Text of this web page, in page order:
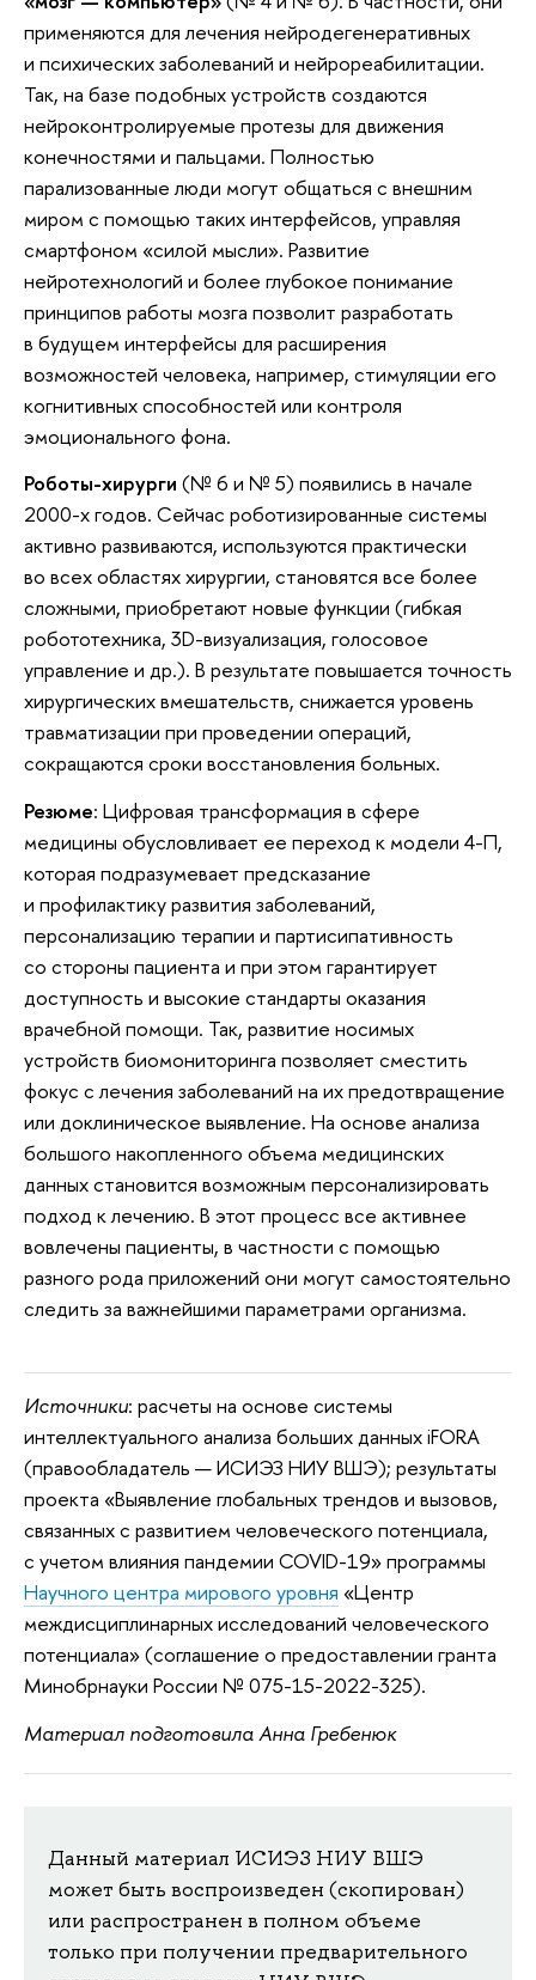
применяются для лечения нейродегенеративных
и психических заболеваний и нейрореабилитации.
Так, на базе подобных устройств создаются
нейроконтролируемые протезы для движения
конечностями и пальцами. Полностью
парализованные люди могут общаться с внешним
миром с помощью таких интерфейсов, управляя
смартфоном «силой мысли». Развитие
нейротехнологий и более глубокое понимание
принципов работы мозга позволит разработать
в будущем интерфейсы для расширения
возможностей человека, например, стимуляции его
когнитивных способностей или контроля
эмоционального фона.
Роботы-хирурги (№ 6 и № 5) появились в начале
2000-х годов. Сейчас роботизированные системы
активно развиваются, используются практически
во всех областях хирургии, становятся все более
сложными, приобретают новые функции (гибкая
робототехника, 3D-визуализация, голосовое
управление и др.). В результате повышается точность
хирургических вмешательств, снижается уровень
травматизации при проведении операций,
сокращаются сроки восстановления больных.
Резюме: Цифровая трансформация в сфере
медицины обусловливает ее переход к модели 4-П,
которая подразумевает предсказание
и профилактику развития заболеваний,
персонализацию терапии и партисипативность
со стороны пациента и при этом гарантирует
доступность и высокие стандарты оказания
врачебной помощи. Так, развитие носимых
устройств биомониторинга позволяет сместить
фокус с лечения заболеваний на их предотвращение
или доклиническое выявление. На основе анализа
большого накопленного объема медицинских
данных становится возможным персонализировать
подход к лечению. В этот процесс все активнее
вовлечены пациенты, в частности с помощью
разного рода приложений они могут самостоятельно
следить за важнейшими параметрами организма.
Источники: расчеты на основе системы
интеллектуального анализа больших данных iFORA
(правообладатель — ИСИЭЗ НИУ ВШЭ); результаты
проекта «Выявление глобальных трендов и вызовов,
связанных с развитием человеческого потенциала,
с учетом влияния пандемии COVID-19» программы
Научного центра мирового уровня «Центр
междисциплинарных исследований человеческого
потенциала» (соглашение о предоставлении гранта
Минобрнауки России № 075-15-2022-325).
Материал подготовила Анна Гребенюк
Данный материал ИСИЭЗ НИУ ВШЭ
может быть воспроизведен (скопирован)
или распространен в полном объеме
только при получении предварительного